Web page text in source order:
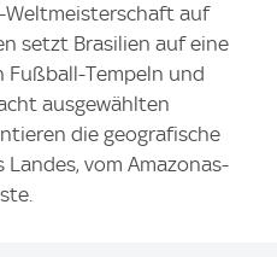
Weltmeisterschaft auf
setzt Brasilien auf eine
Fußball-Tempeln und
ausgewählten
die geografische
vom Amazonas-